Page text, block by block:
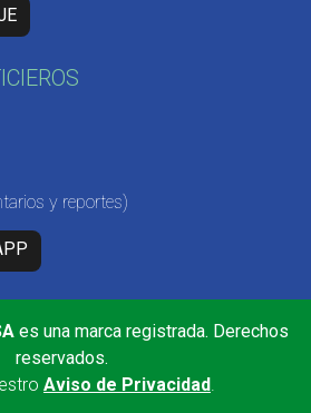
y reportes)
es una marca registrada. Derechos
reservados.
Aviso de Privacidad.